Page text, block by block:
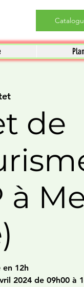
de
à
en 12h
2024 de 09h00 à